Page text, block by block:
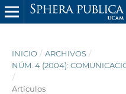
INICIO / ARCHIVOS /
NÚM. 4 (2004):
/
Artículos